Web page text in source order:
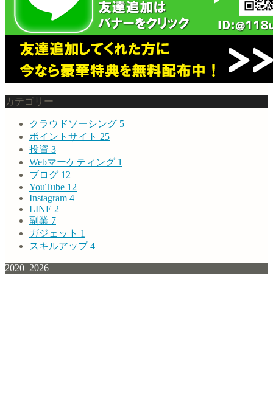
カテゴリー
クラウドソーシング 5
ポイントサイト 25
投資 3
Webマーケティング 1
ブログ 12
YouTube 12
Instagram 4
LINE 2
副業 7
ガジェット 1
スキルアップ4
2020–2026